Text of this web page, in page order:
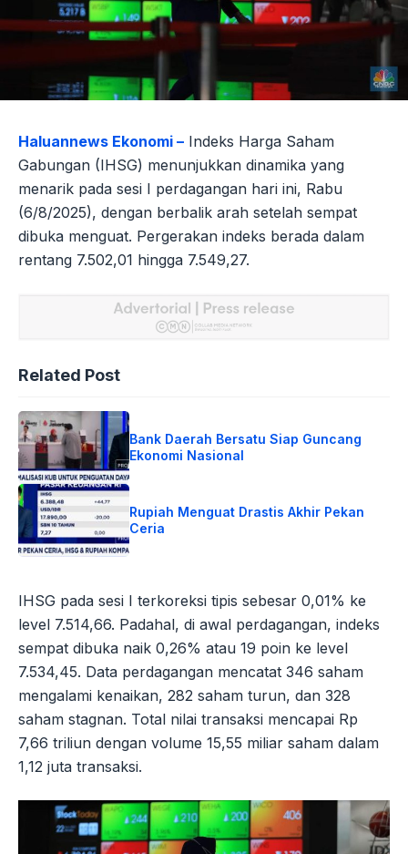
Haluannews Ekonomi – Indeks Harga Saham
Gabungan (IHSG) menunjukkan dinamika yang
menarik pada sesi I perdagangan hari ini, Rabu
(6/8/2025), dengan berbalik arah setelah sempat
dibuka menguat. Pergerakan indeks berada dalam
rentang 7.502,01 hingga 7.549,27.
Related Post
Bank Daerah Bersatu Siap Guncang
Ekonomi Nasional
Rupiah Menguat Drastis Akhir Pekan
Ceria
IHSG pada sesi I terkoreksi tipis sebesar 0,01% ke
level 7.514,66. Padahal, di awal perdagangan, indeks
sempat dibuka naik 0,26% atau 19 poin ke level
7.534,45. Data perdagangan mencatat 346 saham
mengalami kenaikan, 282 saham turun, dan 328
saham stagnan. Total nilai transaksi mencapai Rp
7,66 triliun dengan volume 15,55 miliar saham dalam
1,12 juta transaksi.